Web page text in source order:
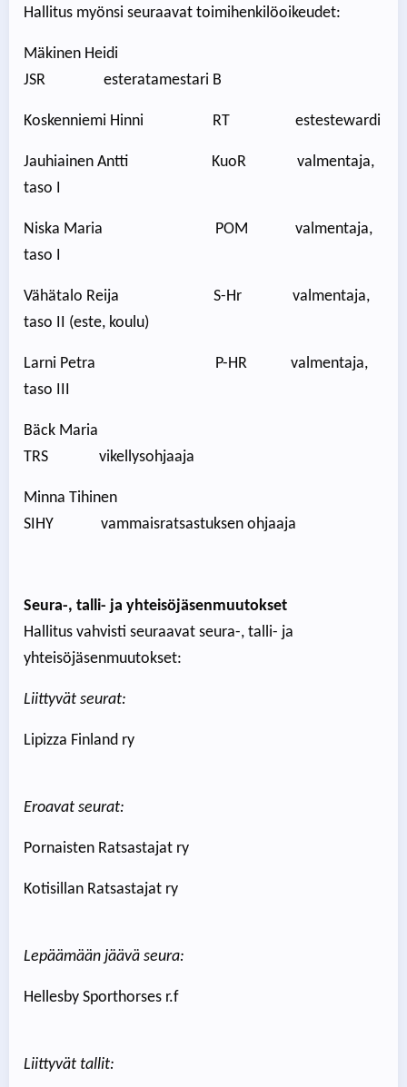
Hallitus myönsi seuraavat toimihenkilöoikeudet:
Mäkinen Heidi
JSR esteratamestari B
Koskenniemi Hinni RT estestewardi
Jauhiainen Antti KuoR valmentaja,
taso I
Niska Maria POM valmentaja,
taso I
Vähätalo Reija S-Hr valmentaja,
taso II (este, koulu)
Larni Petra P-HR valmentaja,
taso III
Bäck Maria
TRS vikellysohjaaja
Minna Tihinen
SIHY vammaisratsastuksen ohjaaja
Seura-, talli- ja yhteisöjäsenmuutokset
Hallitus vahvisti seuraavat seura-, talli- ja
yhteisöjäsenmuutokset:
Liittyvät seurat:
Lipizza Finland ry
Eroavat seurat:
Pornaisten Ratsastajat ry
Kotisillan Ratsastajat ry
Lepäämään jäävä seura:
Hellesby Sporthorses r.f
Liittyvät tallit: